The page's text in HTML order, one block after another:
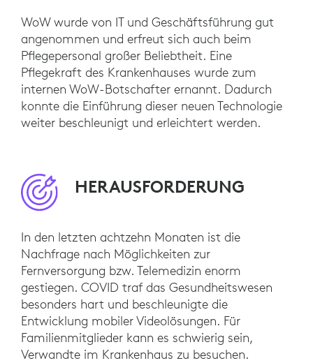
WoW wurde von IT und Geschäftsführung gut
angenommen und erfreut sich auch beim
Pflegepersonal großer Beliebtheit. Eine
Pflegekraft des Krankenhauses wurde zum
internen WoW-Botschafter ernannt. Dadurch
konnte die Einführung dieser neuen Technologie
weiter beschleunigt und erleichtert werden.
HERAUSFORDERUNG
In den letzten achtzehn Monaten ist die
Nachfrage nach Möglichkeiten zur
Fernversorgung bzw. Telemedizin enorm
gestiegen. COVID traf das Gesundheitswesen
besonders hart und beschleunigte die
Entwicklung mobiler Videolösungen. Für
Familienmitglieder kann es schwierig sein,
Verwandte im Krankenhaus zu besuchen.